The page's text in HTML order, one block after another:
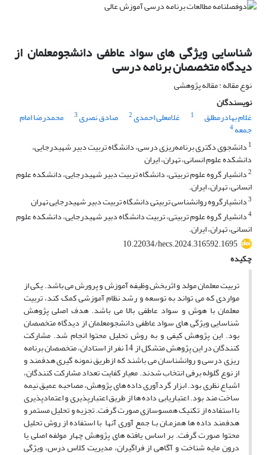
شناسایی ویژگی های سواد عاطفی دانشجومعلمان از
دیدگاه متخصصان برنامه درسی
نوع مقاله : مقاله پژوهشی
نویسندگان
غلام بهادرمطلق
1 غلامعلی احمدی2 صادق نصری3 محمدرضا امام
جمعه4
1 دانشجوی دکتری برنامه‌ریزی درسی، دانشگاه تربیت دبیر شهیدرجایی،
دانشکده علوم انسانی، تهران، ایران
2دانشیار گروه علوم تربیتی، دانشگاه تربیت دبیر شهیدرجایی، دانشکده علوم
انسانی، تهران، ایران.
3دانشیارگروه روانشناسی تربیتی دانشگاه تربیت دبیر شهیدرجایی تهران
4دانشیار گروه علوم تربیتی، تربیت دانشگاه دبیر شهیدرجایی، دانشکده علوم
انسانی، تهران، ایران.
10.22034/hecs.2024.316592.1695
چکیده
تربیت معلمان مولد و اثربخش وظیفه آموزش و پرورش می باشد. یکی از
مواردی که می تواند به توسعه و رشد نظام آموزشی کمک کند، تربیت
معلمان با هوش و سواد عاطفی بالا می باشد. هدف اصلی پژوهش
شناسایی ویژگی های سواد عاطفی دانشجومعلمان از دیدگاه متخصصان
بود. این پژوهش کیفی و به روش تحلیل محتوا انجام شد. مشارکت
کنندگان در این پژوهش متشکل از 14 نفر از استادان، متخصصان برنامه
ریزی درسی و روانشناسان می باشند که ازطریق نمونه گیری هدفمند و
از نوع گلوله برفی انتخاب شدند. معیار کفایت تعداد مشارکت کنندگان،
اشباع نظری بود. ابزار گردآوری داده های پژوهش، مصاحبه عمیق نیمه
ساخت مند بود. اعتباریابی داده ها از طریق اعتبارپذیری و اعتمادپذیری
با استفاده از تکنیک همسوسازی صورت گرفت. تجزیه و تحلیل مستمر و
هدفمند داده ها همزمـان بـا جمع آوری آنها با استفاده از روش تحلیل
محتوا صورت گرفت. بر اساس یافته های پژوهش چهار مولفه اصلی یا
درون مایه شناخت و آگاهی از فراگیران، مدیریت کلاس درس، ویژگی